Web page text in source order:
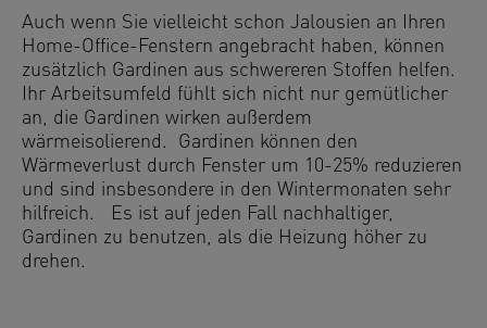
Auch wenn Sie vielleicht schon Jalousien an Ihren
Home-Office-Fenstern angebracht haben, können
zusätzlich Gardinen aus schwereren Stoffen helfen.
Ihr Arbeitsumfeld fühlt sich nicht nur gemütlicher
an, die Gardinen wirken außerdem
wärmeisolierend. Gardinen können den
Wärmeverlust durch Fenster um 10-25% reduzieren
und sind insbesondere in den Wintermonaten sehr
hilfreich. Es ist auf jeden Fall nachhaltiger,
Gardinen zu benutzen, als die Heizung höher zu
drehen.